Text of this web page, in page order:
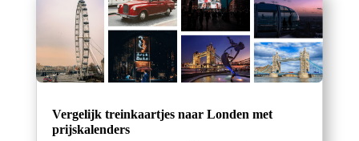
Vergelijk treinkaartjes naar Londen met
prijskalenders